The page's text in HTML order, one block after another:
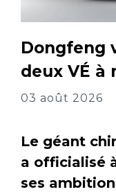
Dongfeng
deux VÉ à
03 août 2026
Le géant
a officialisé
ses